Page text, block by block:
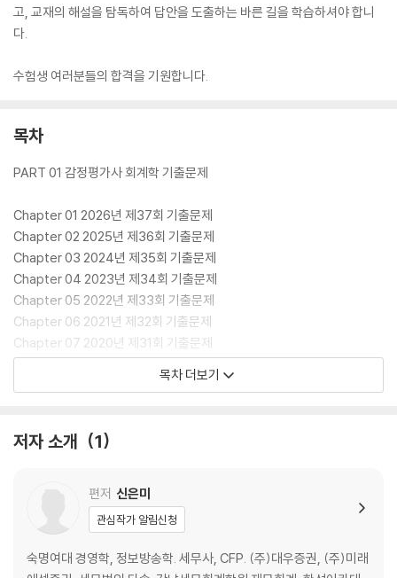
고, 교재의 해설을 탐독하여 답안을 도출하는 바른 길을 학습하셔야 합니
다.
수험생 여러분들의 합격을 기원합니다.
목차
PART 01 감정평가사 회계학 기출문제
Chapter 01 2026년 제37회 기출문제
Chapter 02 2025년 제36회 기출문제
Chapter 03 2024년 제35회 기출문제
Chapter 04 2023년 제34회 기출문제
Chapter 05 2022년 제33회 기출문제
Chapter 06 2021년 제32회 기출문제
Chapter 07 2020년 제31회 기출문제
Chapter 08 2019년 제30회 기출문제
Chapter 09 2018년 제29회 기출문제
Chapter 12 2015년 제26회 기출문제
Chapter 14 2013년 제24회 기출문제
Chapter 15 2012년 제23회 기출문제
PART 02 회계학 기출문제 정답 및 해설
목차 더보기
저자 소개 1
편저 신은미
관심작가 알림신청
숙명여대 경영학, 정보방송학. 세무사, CFP. (주)대우증권, (주)미래